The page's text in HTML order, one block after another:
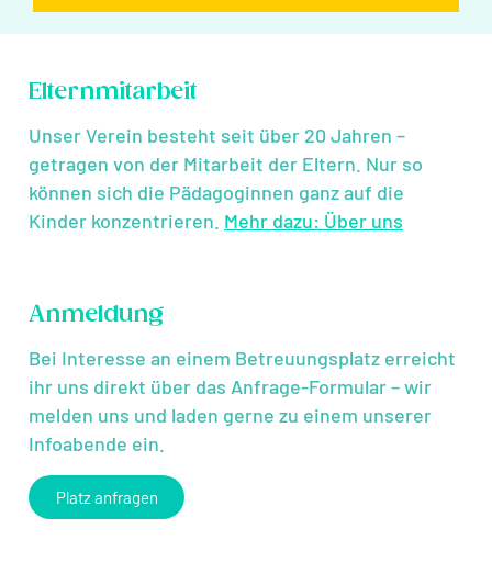
Elternmitarbeit
Unser Verein besteht seit über 20 Jahren –
getragen von der Mitarbeit der Eltern. Nur so
können sich die Pädagoginnen ganz auf die
Kinder konzentrieren. Mehr dazu: Über uns
Anmeldung
Bei Interesse an einem Betreuungsplatz erreicht
ihr uns direkt über das Anfrage-Formular – wir
melden uns und laden gerne zu einem unserer
Infoabende ein.
Platz anfragen